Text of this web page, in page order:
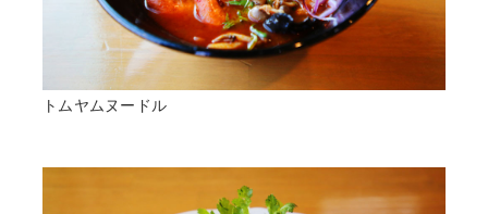
トムヤムヌードル